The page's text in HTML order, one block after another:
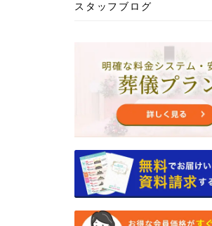
2025年5月
2025年3月
2025年2月
2025年1月
2024年12月
2024年11月
2024年10月
スタッフブログ